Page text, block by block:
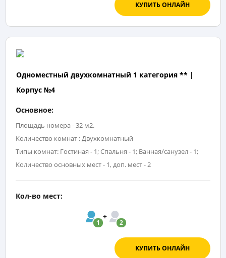
КУПИТЬ ОНЛАЙН
Одноместный двухкомнатный 1 категория ** |
Корпус №4
Основное:
Площадь номера - 32 м2.
Количество комнат : Двухкомнатный
Типы комнат: Гостиная - 1; Спальня - 1; Ванная/санузел - 1;
Количество основных мест - 1, доп. мест - 2
Кол-во мест:
1 2
КУПИТЬ ОНЛАЙН